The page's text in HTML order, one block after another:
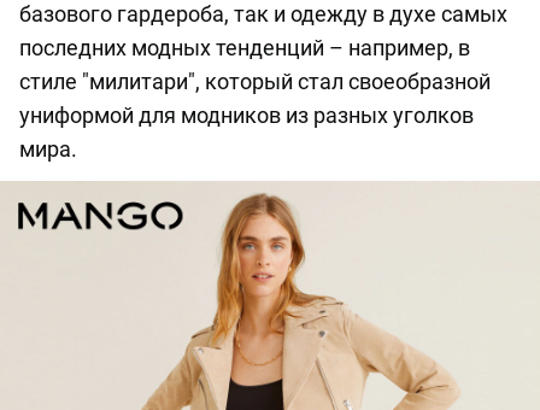
базового гардероба, так и одежду в духе самых
последних модных тенденций – например, в
стиле "милитари", который стал своеобразной
униформой для модников из разных уголков
мира.